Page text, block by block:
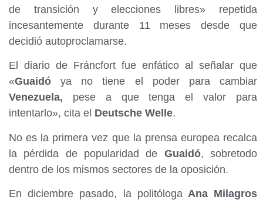
de transición y elecciones libres» repetida
incesantemente durante 11 meses desde que
decidió autoproclamarse.
El diario de Fráncfort fue enfático al señalar que
«Guaidó ya no tiene el poder para cambiar
Venezuela, pese a que tenga el valor para
intentarlo», cita el Deutsche Welle.
No es la primera vez que la prensa europea recalca
la pérdida de popularidad de Guaidó, sobretodo
dentro de los mismos sectores de la oposición.
En diciembre pasado, la politólogaAna Milagros